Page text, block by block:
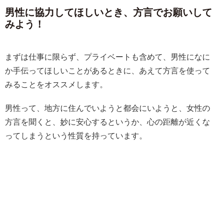
男性に協力してほしいとき、方言でお願いして
みよう！
まずは仕事に限らず、プライベートも含めて、男性になに
か手伝ってほしいことがあるときに、あえて方言を使って
みることをオススメします。
男性って、地方に住んでいようと都会にいようと、女性の
方言を聞くと、妙に安心するというか、心の距離が近くな
ってしまうという性質を持っています。